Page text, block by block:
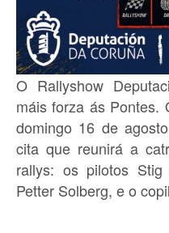
O Rallyshow
máis forza ás Pontes.
domingo 16 de
cita que reunirá a
rallys: os pilotos
Petter Solberg, e o